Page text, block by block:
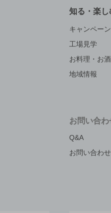
知る・楽し
キャンペーン
工場見学
お料理・お
地域情報
お問い合わ
Q&A
お問い合わせ